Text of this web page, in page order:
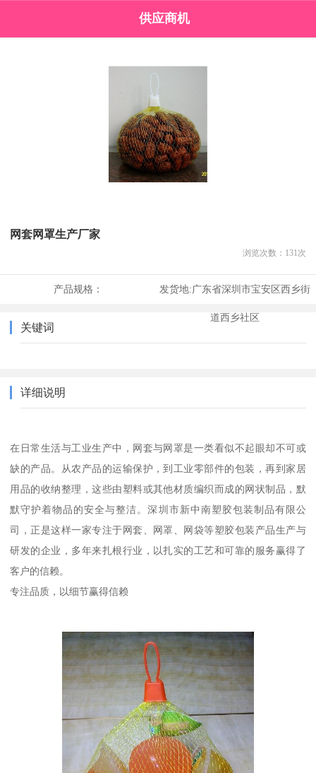
供应商机
网套网罩生产厂家
浏览次数： 131 次
产品规格： 发货地:广东省深圳市宝安区西乡街
道西乡社区
关键词
详细说明
在日常生活与工业生产中，网套与网罩是一类看似不起眼却不可或
缺的产品。从农产品的运输保护，到工业零部件的包装，再到家居
用品的收纳整理，这些由塑料或其他材质编织而成的网状制品，默
默守护着物品的安全与整洁。深圳市新中南塑胶包装制品有限公
司，正是这样一家专注于网套、网罩、网袋等塑胶包装产品生产与
研发的企业，多年来扎根行业，以扎实的工艺和可靠的服务赢得了
客户的信赖。
专注品质，以细节赢得信赖